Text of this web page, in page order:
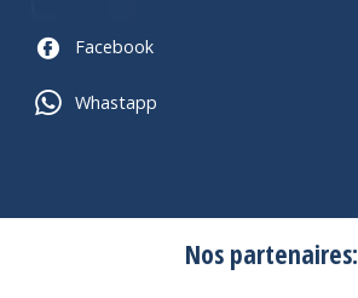
Facebook
Whastapp
Nos partenaires: